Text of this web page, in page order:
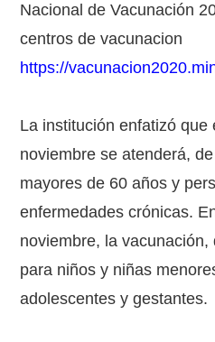
Nacional de Vacunación
centros de vacunacion
https://
La institución enfatizó que
noviembre se atenderá,
mayores de 60 años y
enfermedades crónicas.
noviembre, la
para niños y niñas
adolescentes y gestantes.